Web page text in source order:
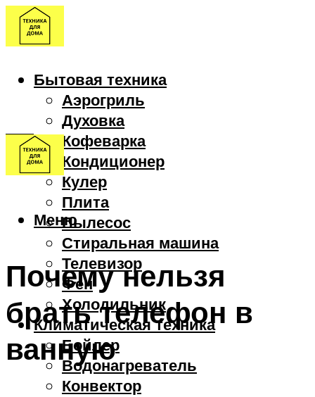
Бытовая техника
Аэрогриль
Духовка
Кофеварка
Кондиционер
Кулер
Плита
Пылесос
Стиральная машина
Телевизор
Фен
Холодильник
Климатическая техника
Бойлер
Водонагреватель
Конвектор
Меню
Почему нельзя
брать телефон в
ванную